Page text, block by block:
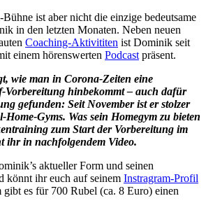
ist aber nicht die einzige bedeutsame
in den letzten Monaten. Neben neuen
Coaching-Aktivititen ist Dominik seit
einem hörenswerten Podcast präsent.
wie man in Corona-Zeiten eine
Vorbereitung hinbekommt – auch dafür
gefunden: Seit November ist er stolzer
Home-Gyms. Was sein Homegym zu bieten
zum Start der Vorbereitung im
ihr in nachfolgendem Video.
aktueller Form und seinen
könnt ihr euch auf seinem Instragram-Profil
gibt es für 700 Rubel (ca. 8 Euro) einen